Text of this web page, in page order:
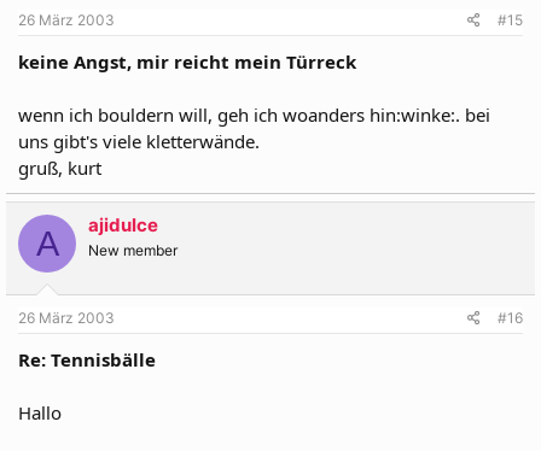
26 März 2003 #15
keine Angst, mir reicht mein Türreck
wenn ich bouldern will, geh ich woanders hin:winke:. bei
uns gibt's viele kletterwände.
gruß, kurt
A ajidulce
New member
26 März 2003 #16
Re: Tennisbälle
Hallo